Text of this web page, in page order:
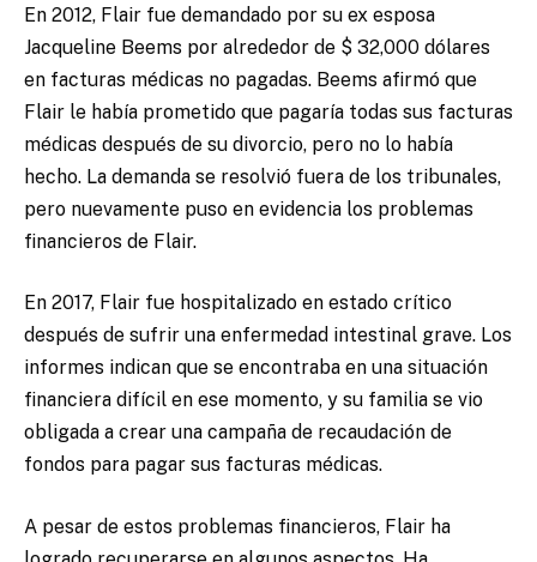
En 2012, Flair fue demandado por su ex esposa
Jacqueline Beems por alrededor de $ 32,000 dólares
en facturas médicas no pagadas. Beems afirmó que
Flair le había prometido que pagaría todas sus facturas
médicas después de su divorcio, pero no lo había
hecho. La demanda se resolvió fuera de los tribunales,
pero nuevamente puso en evidencia los problemas
financieros de Flair.
En 2017, Flair fue hospitalizado en estado crítico
después de sufrir una enfermedad intestinal grave. Los
informes indican que se encontraba en una situación
financiera difícil en ese momento, y su familia se vio
obligada a crear una campaña de recaudación de
fondos para pagar sus facturas médicas.
A pesar de estos problemas financieros, Flair ha